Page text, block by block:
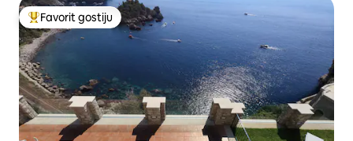
Glavni favorit gostiju
Favorit gostiju